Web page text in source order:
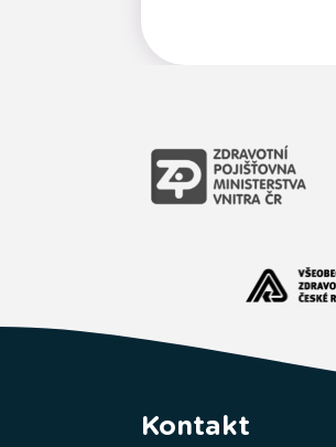
Kontakt